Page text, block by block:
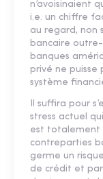
n’avoisinaient
i.e. un chiffre
au regard, non
bancaire
banques
privé ne puisse
système
Il suffira pour
stress actuel
est totalement
contreparties
germe un
de crédit et